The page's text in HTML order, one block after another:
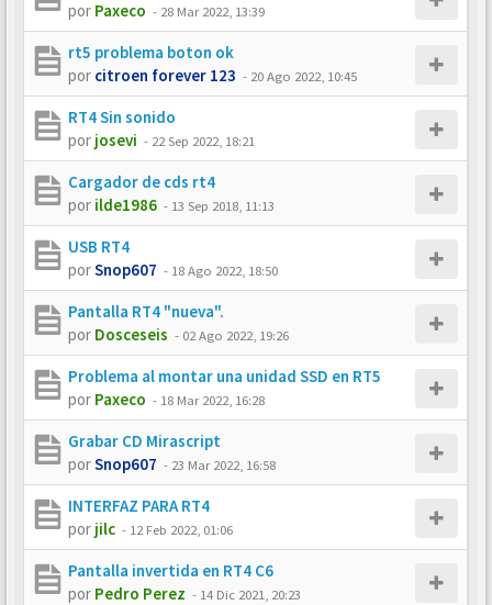
por Paxeco - 28 Mar 2022, 13:39
rt5 problema boton ok
por citroen forever 123 - 20 Ago 2022, 10:45
RT4 Sin sonido
por josevi - 22 Sep 2022, 18:21
Cargador de cds rt4
por ilde1986 - 13 Sep 2018, 11:13
USB RT4
porSnop607 - 18 Ago 2022, 18:50
Pantalla RT4 "nueva".
por Dosceseis - 02 Ago 2022, 19:26
Problema al montar una unidad SSD en RT5
por Paxeco - 18 Mar 2022, 16:28
Grabar CD Mirascript
porSnop607 - 23 Mar 2022, 16:58
INTERFAZ PARA RT4
por jilc - 12 Feb 2022, 01:06
Pantalla invertida en RT4 C6
por Pedro Perez - 14 Dic 2021, 20:23